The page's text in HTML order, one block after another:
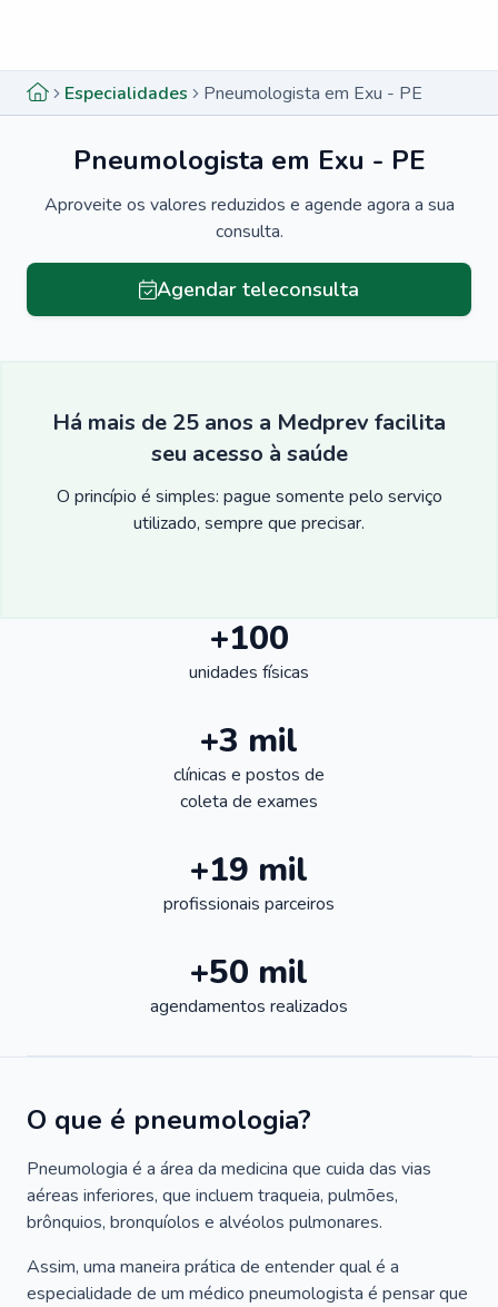
Especialidades Pneumologista em Exu - PE
Pneumologista em Exu - PE
Aproveite os valores reduzidos e agende agora a sua
consulta.
Agendar teleconsulta
Há mais de 25 anos a Medprev facilita
seu acesso à saúde
O princípio é simples: pague somente pelo serviço
utilizado, sempre que precisar.
+100
unidades físicas
+3 mil
clínicas e postos de
coleta de exames
+19 mil
profissionais parceiros
+50 mil
agendamentos realizados
O que é pneumologia?
Pneumologia é a área da medicina que cuida das vias
aéreas inferiores, que incluem traqueia, pulmões,
brônquios, bronquíolos e alvéolos pulmonares.
Assim, uma maneira prática de entender qual é a
especialidade de um médico pneumologista é pensar que